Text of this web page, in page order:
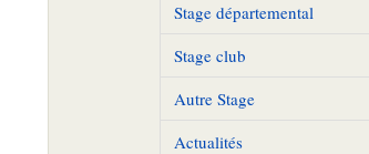
Stage départemental
Stage club
Autre Stage
Actualités